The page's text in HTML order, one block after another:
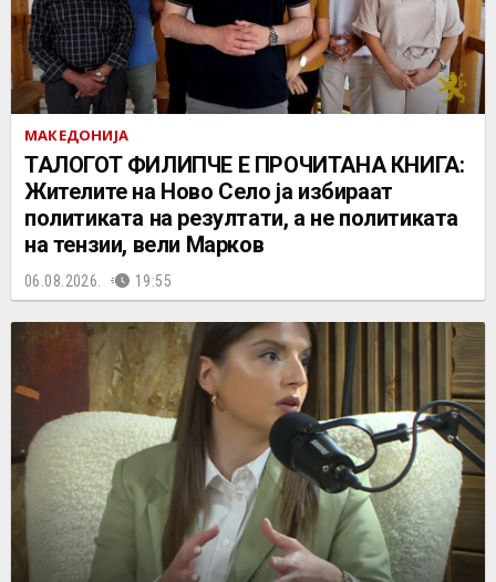
МАКЕДОНИЈА
ТАЛОГОТ ФИЛИПЧЕ Е ПРОЧИТАНА КНИГА:
Жителите на Ново Село ја избираат
политиката на резултати, а не политиката
на тензии, вели Марков
06.08.2026. 19:55